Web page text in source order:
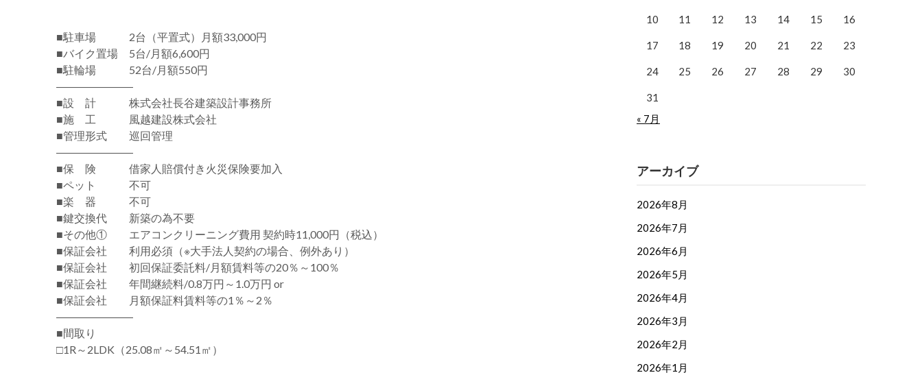
■駐車場 2台（平置式）月額33,000円
■バイク置場 5台/月額6,600円
■駐輪場 52台/月額550円
―――――――
■設 計 株式会社長谷建築設計事務所
■施 工 風越建設株式会社
■管理形式 巡回管理
―――――――
■保 険 借家人賠償付き火災保険要加入
■ペット 不可
■楽 器 不可
■鍵交換代 新築の為不要
■その他① エアコンクリーニング費用 契約時11,000円（税込）
■保証会社 利用必須（※大手法人契約の場合、例外あり）
■保証会社 初回保証委託料/月額賃料等の20％～100％
■保証会社 年間継続料/0.8万円～1.0万円 or
■保証会社 月額保証料賃料等の1％～2％
―――――――
■間取り
□1R～2LDK（25.08㎡～54.51㎡）
10 11 12 13 14 15 16
17 18 19 20 21 22 23
24 25 26 27 28 29 30
31
« 7月
アーカイブ
2026年8月
2026年7月
2026年6月
2026年5月
2026年4月
2026年3月
2026年2月
2026年1月